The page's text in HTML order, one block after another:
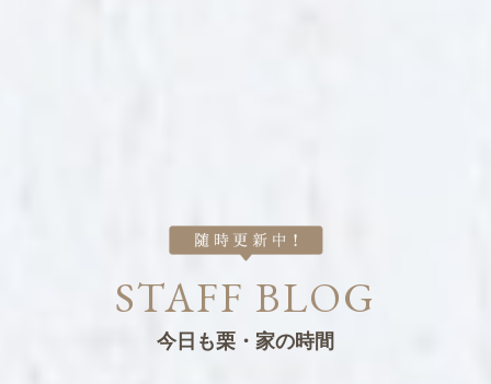
STAFF BLOG
今日も栗・家の時間